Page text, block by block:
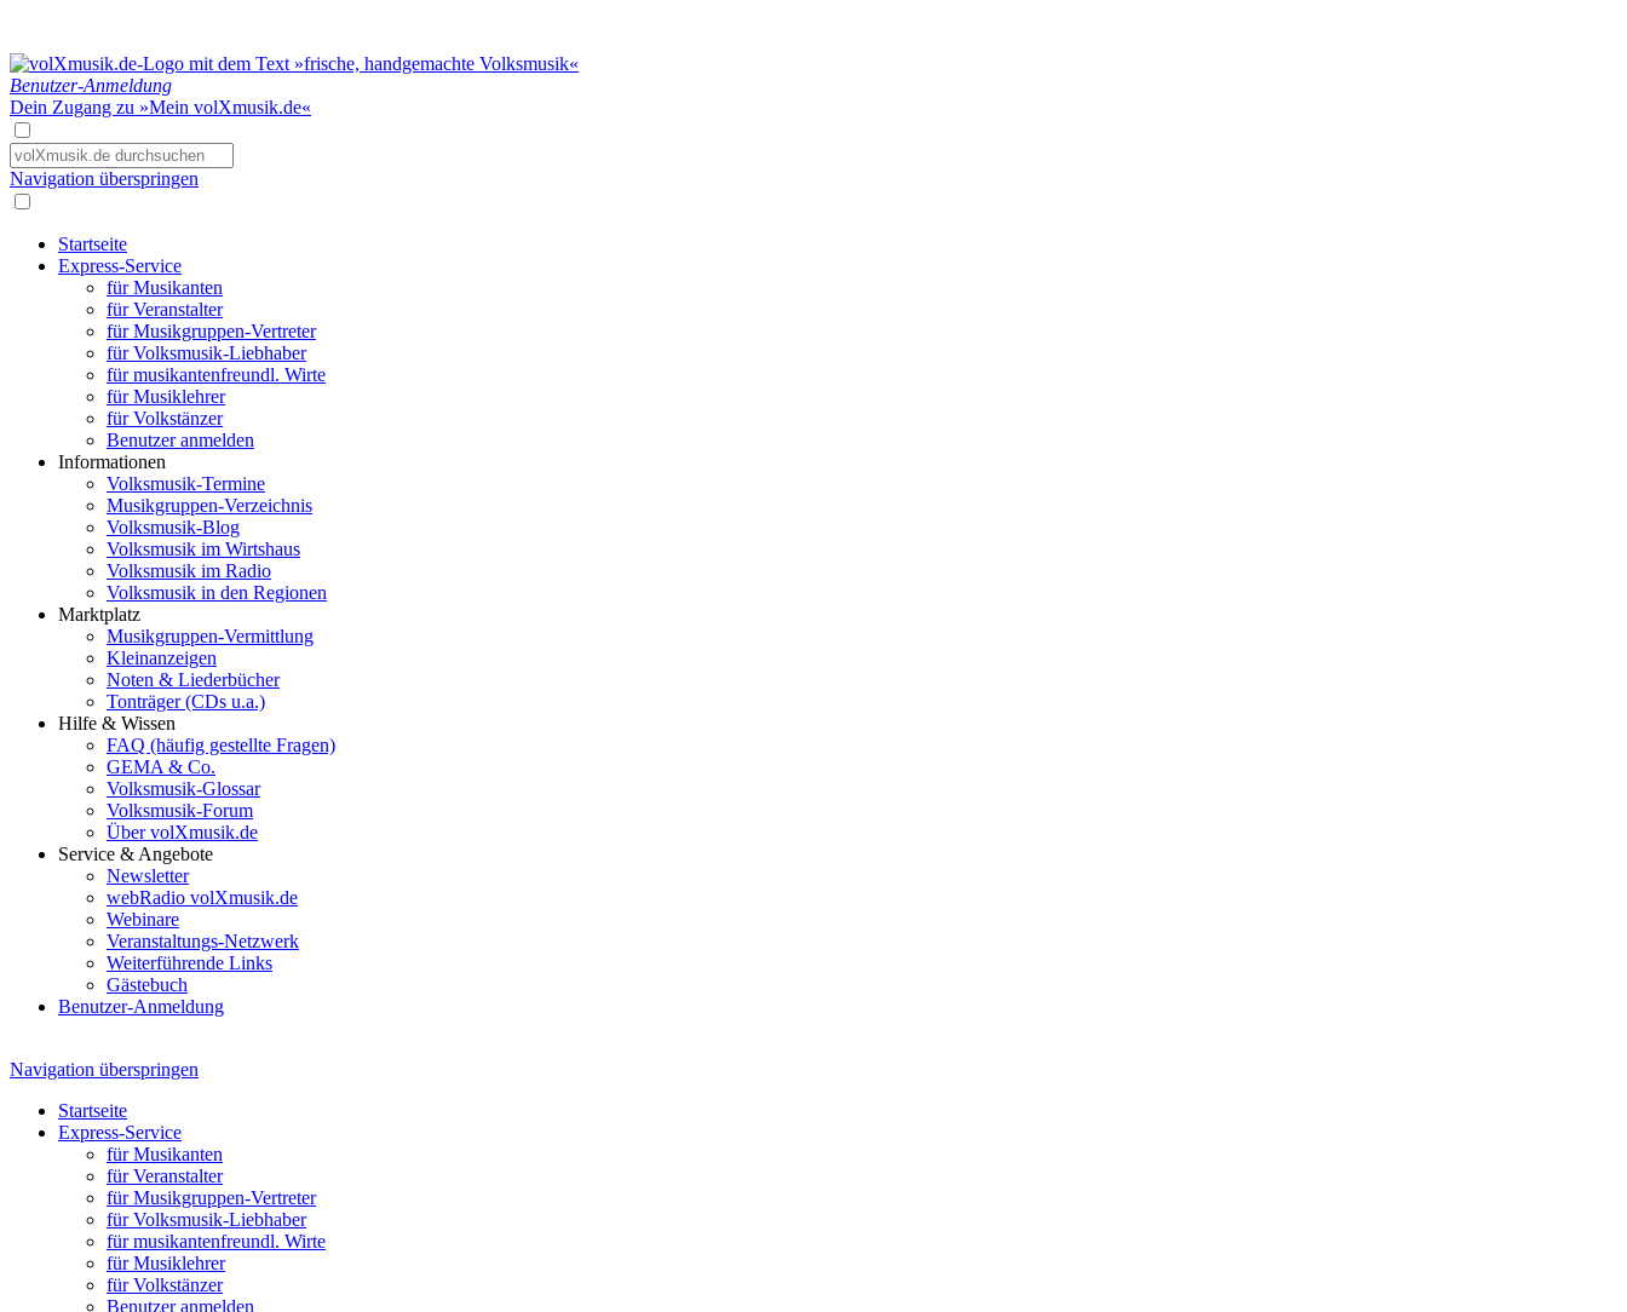
Benutzer-Anmeldung
Dein Zugang zu »Mein volXmusik.de«
Navigation überspringen
Startseite
Express-Service
für Musikanten
für Veranstalter
für Musikgruppen-Vertreter
für Volksmusik-Liebhaber
für musikantenfreundl. Wirte
für Musiklehrer
für Volkstänzer
Benutzer anmelden
Informationen
Volksmusik-Termine
Musikgruppen-Verzeichnis
Volksmusik-Blog
Volksmusik im Wirtshaus
Volksmusik im Radio
Volksmusik in den Regionen
Marktplatz
Musikgruppen-Vermittlung
Kleinanzeigen
Noten & Liederbücher
Tonträger (CDs u.a.)
Hilfe & Wissen
FAQ (häufig gestellte Fragen)
GEMA & Co.
Volksmusik-Glossar
Volksmusik-Forum
Über volXmusik.de
Service & Angebote
Newsletter
webRadio volXmusik.de
Webinare
Veranstaltungs-Netzwerk
Weiterführende Links
Gästebuch
Benutzer-Anmeldung
Navigation überspringen
Startseite
Express-Service
für Musikanten
für Veranstalter
für Musikgruppen-Vertreter
für Volksmusik-Liebhaber
für musikantenfreundl. Wirte
für Musiklehrer
für Volkstänzer
Benutzer anmelden